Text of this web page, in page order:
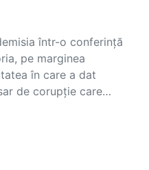
într-o conferință
pe marginea
în care a dat
de corupție care…